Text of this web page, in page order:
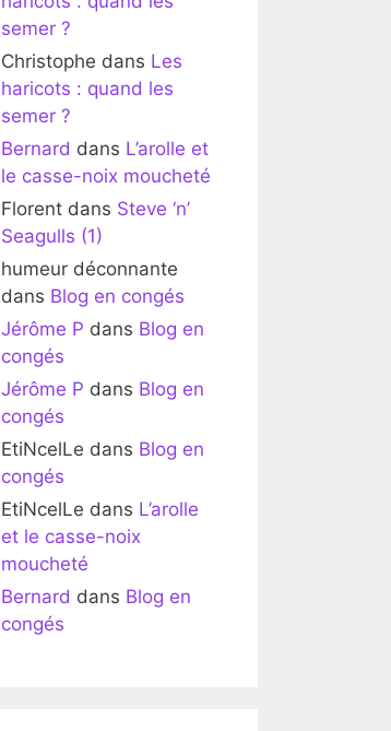
semer ?
Christophe dans Les
haricots : quand les
semer ?
Bernard dans L’arolle et
le casse-noix moucheté
Florent dans Steve ‘n’
Seagulls (1)
humeur déconnante
dans Blog en congés
Jérôme P dans Blog en
congés
Jérôme P dans Blog en
congés
EtiNcelLe dans Blog en
congés
EtiNcelLe dans L’arolle
et le casse-noix
moucheté
Bernard dans Blog en
congés